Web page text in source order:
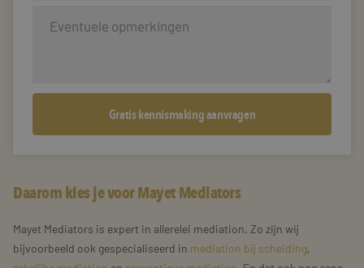
Daarom kies je voor Mayet Mediators
Mayet Mediators is expert in allerelei mediation. Zo zijn wij
bijvoorbeeld ook gespecialiseerd in mediation bij scheiding,